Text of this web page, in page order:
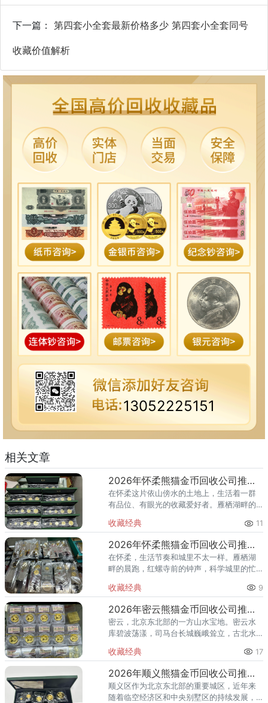
下一篇： 第四套小全套最新价格多少 第四套小全套同号
收藏价值解析
13052225151
相关文章
2026年怀柔熊猫金币回收公司推荐 怀柔回收熊猫金币渠道
在怀柔这片依山傍水的土地上，生活着一群
有品位、有眼光的收藏爱好者。雁栖湖畔的
红螺寺的香火绵延不绝——怀柔的藏家群体
也在悄然壮大。熊猫金币，作为
收藏经典 11
2026年怀柔熊猫金币回收公司推荐 怀柔哪里回收熊猫金币
在怀柔，生活节奏和城里不太一样。雁栖湖
畔的晨跑，红螺寺前的钟声，科学城里的忙
值。熊猫金币作为兼具投资与收藏属性的热
门品种，在怀柔的藏家圈子里一
收藏经典 9
2026年密云熊猫金币回收公司推荐 密云回收熊猫金币正规渠道
密云，北京东北部的一方山水宝地。密云水
库碧波荡漾，司马台长城巍峨耸立，古北水
的土地上，越来越多的人开始关注钱币收
藏，熊猫金币凭借其国家法定货币
收藏经典 17
2026年顺义熊猫金币回收公司推荐 顺义回收熊猫金币渠道
顺义区作为北京东北部的重要城区，近年来
随着临空经济区和中央别墅区的持续发展，